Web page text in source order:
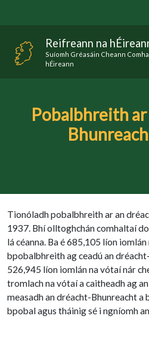
Reifreann na
Suíomh Gréasáin Cheann
hÉireann
Pobalbhreith
Tionóladh pobalbhreith ar an
1937. Bhí olltoghchán comhaltaí
lá céanna. Ba é 685,105 líon
bpobalbhreith ag ceadú an
526,945 líon iomlán na vótaí nár
tromlach na vótaí a caitheadh ag
measadh an dréacht-Bhunreacht a
bpobal agus tháinig sé i ngníomh